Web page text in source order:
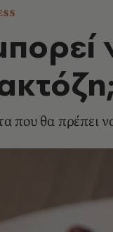
που θα πρέπει